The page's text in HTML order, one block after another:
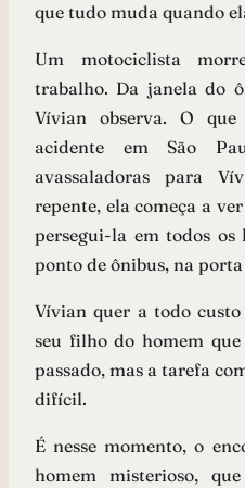
que tudo muda quando
Um motociclista
trabalho. Da janela do
Vívian observa. O
acidente em São
avassaladoras para
repente, ela começa a
persegui-la em todos os
ponto de ônibus, na
Vívian quer a todo
seu filho do homem
passado, mas a tarefa
difícil.
É nesse momento, o
homem misterioso,